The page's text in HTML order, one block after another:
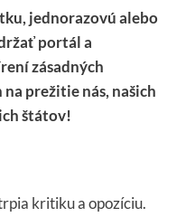
jednorazovú alebo
portál a
zásadných
prežitie nás, našich
štátov!
kritiku a opozíciu.